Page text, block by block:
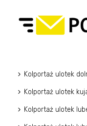
Kolportaż ulotek
Kolportaż ulotek
Kolportaż ulotek